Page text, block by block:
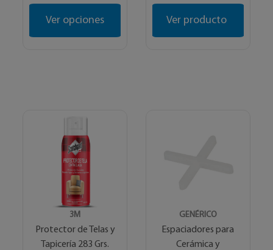
Ver opciones Ver producto
3M
Protector de Telas y
Tapicería 283 Grs.
GENÉRICO
Espaciadores para
Cerámica y